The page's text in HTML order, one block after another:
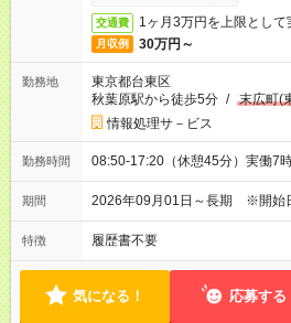
交通費 1ヶ月3万円を上限として
月収例 30万円～
勤務地
東京都台東区
秋葉原駅から徒歩5分 / 末広町(
情報処理サ－ビス
勤務時間 08:50-17:20（休憩45分）実働7
期間 2026年09月01日～長期 ※開始
特徴 履歴書不要
気になる！ 応募する